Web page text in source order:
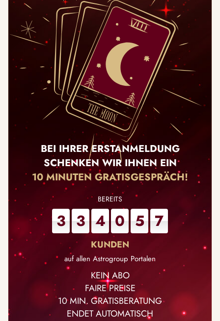
BEI IHRER ERSTANMELDUNG
SCHENKEN WIR IHNEN EIN
10 MINUTEN GRATISGESPRÄCH!
3 3 4 0 5 7
auf allen Astrogroup Portalen
KEIN ABO
FAIRE PREISE
10 MIN. GRATISBERATUNG
ENDET AUTOMATISCH